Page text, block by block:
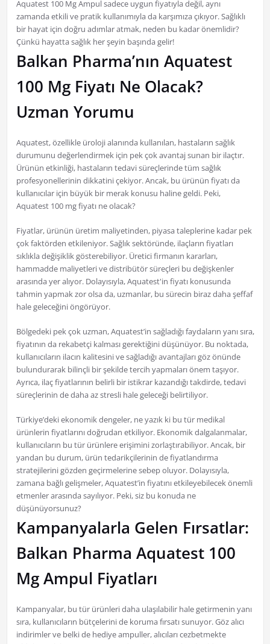
Aquatest 100 Mg Ampul sadece uygun fiyatıyla değil, aynı
zamanda etkili ve pratik kullanımıyla da karşımıza çıkıyor. Sağlıklı
bir hayat için doğru adımlar atmak, neden bu kadar önemlidir?
Çünkü hayatta sağlık her şeyin başında gelir!
Balkan Pharma’nın Aquatest
100 Mg Fiyatı Ne Olacak?
Uzman Yorumu
Aquatest, özellikle üroloji alanında kullanılan, hastaların sağlık
durumunu değerlendirmek için pek çok avantaj sunan bir ilaçtır.
Ürünün etkinliği, hastaların tedavi süreçlerinde tüm sağlık
profesyonellerinin dikkatini çekiyor. Ancak, bu ürünün fiyatı da
kullanıcılar için büyük bir merak konusu haline geldi. Peki,
Aquatest 100 mg fiyatı ne olacak?
Fiyatlar, ürünün üretim maliyetinden, piyasa taleplerine kadar pek
çok faktörden etkileniyor. Sağlık sektöründe, ilaçların fiyatları
sıklıkla değişiklik gösterebiliyor. Üretici firmanın kararları,
hammadde maliyetleri ve distribütör süreçleri bu değişkenler
arasında yer alıyor. Dolayısıyla, Aquatest'in fiyatı konusunda
tahmin yapmak zor olsa da, uzmanlar, bu sürecin biraz daha şeffaf
hale geleceğini öngörüyor.
Bölgedeki pek çok uzman, Aquatest’in sağladığı faydaların yanı sıra,
fiyatının da rekabetçi kalması gerektiğini düşünüyor. Bu noktada,
kullanıcıların ilacın kalitesini ve sağladığı avantajları göz önünde
bulundurarak bilinçli bir şekilde tercih yapmaları önem taşıyor.
Ayrıca, ilaç fiyatlarının belirli bir istikrar kazandığı takdirde, tedavi
süreçlerinin de daha az stresli hale geleceği belirtiliyor.
Türkiye’deki ekonomik dengeler, ne yazık ki bu tür medikal
ürünlerin fiyatlarını doğrudan etkiliyor. Ekonomik dalgalanmalar,
kullanıcıların bu tür ürünlere erişimini zorlaştırabiliyor. Ancak, bir
yandan bu durum, ürün tedarikçilerinin de fiyatlandırma
stratejilerini gözden geçirmelerine sebep oluyor. Dolayısıyla,
zamana bağlı gelişmeler, Aquatest’in fiyatını etkileyebilecek önemli
etmenler arasında sayılıyor. Peki, siz bu konuda ne
düşünüyorsunuz?
Kampanyalarla Gelen Fırsatlar:
Balkan Pharma Aquatest 100
Mg Ampul Fiyatları
Kampanyalar, bu tür ürünleri daha ulaşılabilir hale getirmenin yanı
sıra, kullanıcıların bütçelerini de koruma fırsatı sunuyor. Göz alıcı
indirimler ve belki de hediye ampuller, alıcıları cezbetmekte